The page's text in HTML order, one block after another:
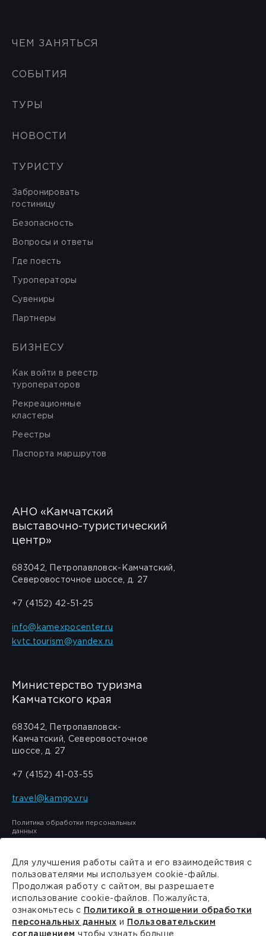
ЧЕМ ЗАНЯТЬСЯ
СОБЫТИЯ
ТУРЫ
НОВОСТИ
ТУРИСТУ
Забронировать
гостиницу
Безопасность
Вопросы и ответы
Где поесть
Туроператоры
Сувениры
Партнеры
БИЗНЕСУ
Как войти в реестр
туроператоров
Рекреационные
кластеры
Реестры
Паспорта маршрутов
АНО «Камчатский
выставочно-туристический
центр»
683042, Петропавловск-Камчатский,
Северовосточное шоссе, д. 27
+7 (4152) 42-51-25
info@kamexpocenter.ru
kvtc.tourism@yandex.ru
Министерство туризма
Камчатского края
683042, Петропавловск-
Камчатский, Северовосточное
шоссе, д. 27
+7 (4152) 41-03-55
travel@kamgov.ru
Политика обработки персональных
данных
Сделано в
Для улучшения работы сайта и его взаимодействия с
пользователями мы используем cookie-файлы.
Продолжая работу с сайтом, вы разрешаете
использование cookie-файлов. Пожалуйста,
ознакомьтесь с Политикой в отношении обработки
персональных данных и
Пользовательским
соглашением чтобы узнать больше.